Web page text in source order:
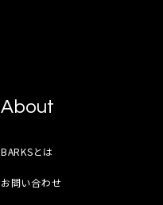
About
BARKSとは
お問い合わせ